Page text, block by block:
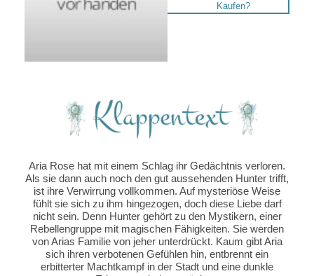
Kaufen?
Aria Rose hat mit einem Schlag ihr Gedächtnis verloren.
Als sie dann auch noch den gut aussehenden Hunter trifft,
ist ihre Verwirrung vollkommen. Auf mysteriöse Weise
fühlt sie sich zu ihm hingezogen, doch diese Liebe darf
nicht sein. Denn Hunter gehört zu den Mystikern, einer
Rebellengruppe mit magischen Fähigkeiten. Sie werden
von Arias Familie von jeher unterdrückt. Kaum gibt Aria
sich ihren verbotenen Gefühlen hin, entbrennt ein
erbitterter Machtkampf in der Stadt und eine dunkle